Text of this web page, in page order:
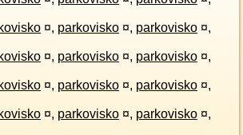
¤, parkovisko ¤, parkovisko ¤,
¤, parkovisko ¤, parkovisko ¤,
¤, parkovisko ¤, parkovisko ¤,
¤, parkovisko ¤, parkovisko ¤,